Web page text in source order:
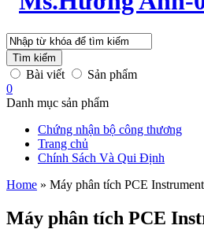
Tìm kiếm
Bài viết
Sản phẩm
0
Danh mục sản phẩm
Chứng nhận bộ công thương
Trang chủ
Chính Sách Và Qui Định
Home » Máy phân tích PCE
Máy phân tích PCE